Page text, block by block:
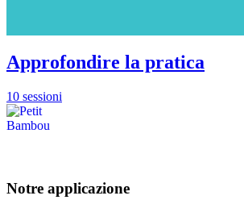
Approfondire la pratica
10 sessioni
Notre applicazione